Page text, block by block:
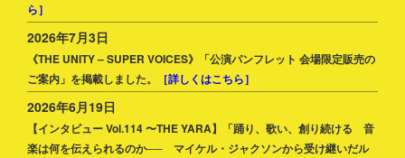
ら］
2026年7月3日
《THE UNITY – SUPER VOICES》「公演パンフレット 会場限定販売の
ご案内」を掲載しました。
［詳しくはこちら］
2026年6月19日
【インタビュー Vol.114 〜THE YARA】「踊り、歌い、創り続ける 音
楽は何を伝えられるのか── マイケル・ジャクソンから受け継いだル